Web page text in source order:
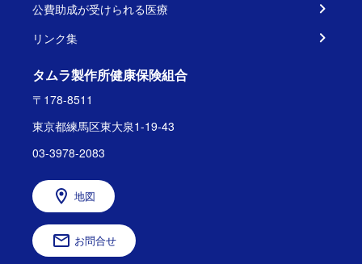
公費助成が受けられる医療
リンク集
タムラ製作所健康保険組合
〒178-8511
東京都練馬区東大泉1-19-43
03-3978-2083
地図
お問合せ